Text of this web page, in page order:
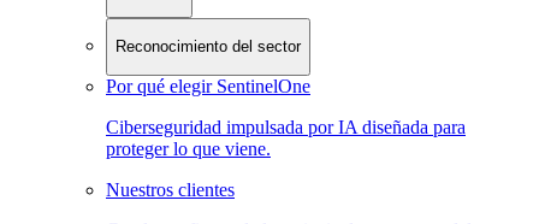
Reconocimiento del sector
Por qué elegir SentinelOne
Ciberseguridad impulsada por IA diseñada para
proteger lo que viene.
Nuestros clientes